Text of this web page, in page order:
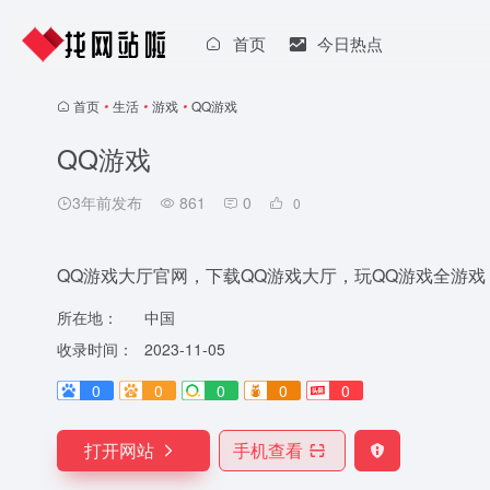
首页 今日热点
首页 • 生活 • 游戏 • QQ游戏
QQ游戏
3年前发布 861 0 0
QQ游戏大厅官网，下载QQ游戏大厅，玩QQ游戏全游
所在地：
中国
收录时间：
2023-11-05
0
0 0 0 0
打开网站 手机查看